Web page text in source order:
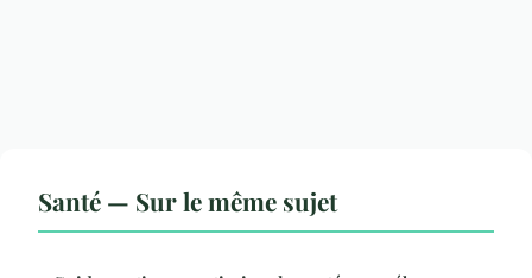
Santé — Sur le même sujet